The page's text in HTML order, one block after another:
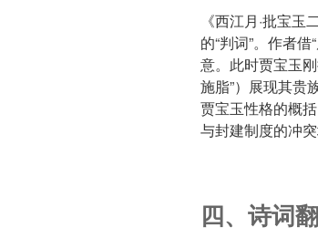
《西江月·批宝
的“判词”。作者
意。此时贾宝玉
施脂”）展现其贵
贾宝玉性格的概
与封建制度的冲突
四、诗词